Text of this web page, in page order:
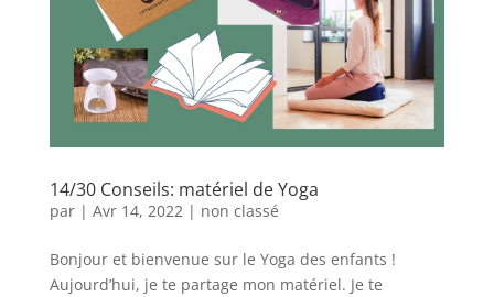
14/30 Conseils: matériel de Yoga
par | Avr 14, 2022| non classé
Bonjour et bienvenue sur le Yoga des enfants !
Aujourd’hui, je te partage mon matériel. Je te